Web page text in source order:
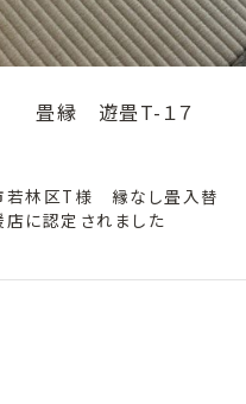
畳縁 遊畳T-１７
林区T様 縁なし畳入替
に認定されました